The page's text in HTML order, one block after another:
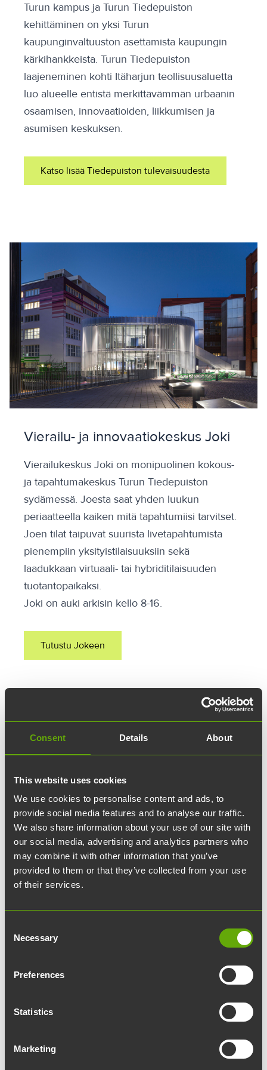
Consent Details About
This website uses cookies
We use cookies to personalise content and ads, to
provide social media features and to analyse our traffic.
We also share information about your use of our site with
our social media, advertising and analytics partners who
may combine it with other information that you’ve
provided to them or that they’ve collected from your use
of their services.
Selection
Necessary
Preferences
Statistics
Marketing
Turun kampus ja Turun Tiedepuiston
kehittäminen on yksi Turun
kaupunginvaltuuston asettamista kaupungin
kärkihankkeista. Turun Tiedepuiston
laajeneminen kohti Itäharjun teollisuusaluetta
luo alueelle entistä merkittävämmän urbaanin
osaamisen, innovaatioiden, liikkumisen ja
asumisen keskuksen.
Katso lisää Tiedepuiston tulevaisuudesta
Vierailu- ja innovaatiokeskus Joki
Vierailukeskus Joki on monipuolinen kokous-
ja tapahtumakeskus Turun Tiedepuiston
sydämessä. Joesta saat yhden luukun
periaatteella kaiken mitä tapahtumiisi tarvitset.
Joen tilat taipuvat suurista livetapahtumista
pienempiin yksityistilaisuuksiin sekä
laadukkaan virtuaali- tai hybriditilaisuuden
tuotantopaikaksi.
Joki on auki arkisin kello 8-16.
Tutustu Jokeen
Taidetta Tiedepuiston
pysäköintihalleissa on 60 taideteosta, joista
valtaosa on peräisin vuonna 2021 järjestetystä
Tiedepuiston pysäköintihallien
oli muuttaa BioCityn ja DataCityn alla olevat
ja kiinnostavammiksi taiteen avulla.